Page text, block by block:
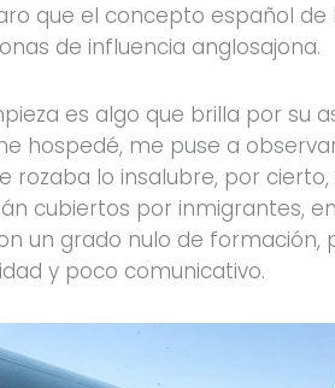
que el concepto español
de influencia anglosajona.
es algo que brilla por su
hospedé, me puse a
rozaba lo insalubre, por
cubiertos por inmigrantes,
un grado nulo de formación,
y poco comunicativo.